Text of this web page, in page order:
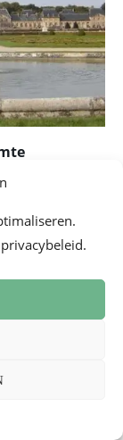
Hôtels
en het
voor het
Kat, Victoire